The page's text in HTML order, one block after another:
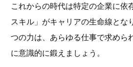
これからの時代は特定の企業に依
スキル」がキャリアの生命線とな
つの力は、あらゆる仕事で求めら
に意識的に鍛えましょう。